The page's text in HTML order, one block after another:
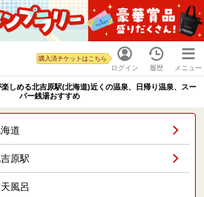
ログイン
購入済チケットはこちら
履歴 メニュー
楽しめる北吉原駅(北海道)近くの温泉、日帰り温泉、スー
パー銭湯おすすめ
道
原駅
風呂